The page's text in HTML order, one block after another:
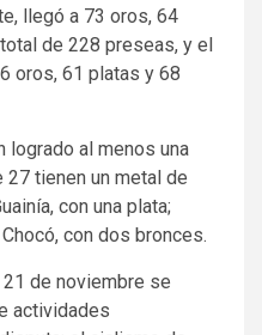
llegó a 73 oros, 64
de 228 preseas, y el
oros, 61 platas y 68
logrado al menos una
27 tienen un metal de
con una plata;
con dos bronces.
de noviembre se
actividades